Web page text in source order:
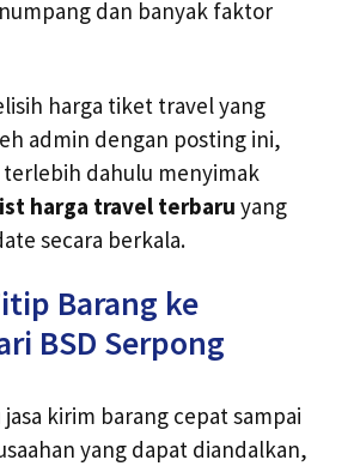
dan banyak faktor
harga tiket travel yang
admin dengan posting ini,
dahulu menyimak
harga travel terbaru yang
secara berkala.
Barang ke
BSD Serpong
kirim barang cepat sampai
yang dapat diandalkan,